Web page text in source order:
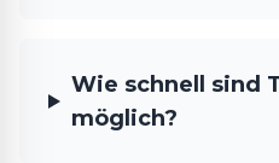
Wie schnell sind
möglich?